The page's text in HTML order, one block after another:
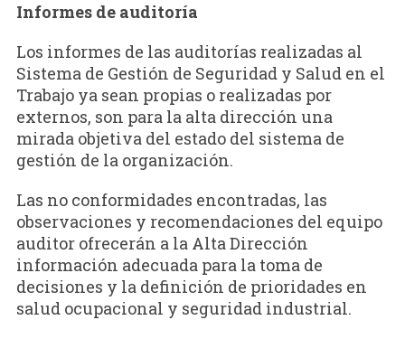
Informes de auditoría
Los informes de las auditorías realizadas al
Sistema de Gestión de Seguridad y Salud en el
Trabajo ya sean propias o realizadas por
externos, son para la alta dirección una
mirada objetiva del estado del sistema de
gestión de la organización.
Las no conformidades encontradas, las
observaciones y recomendaciones del equipo
auditor ofrecerán a la Alta Dirección
información adecuada para la toma de
decisiones y la definición de prioridades en
salud ocupacional y seguridad industrial.